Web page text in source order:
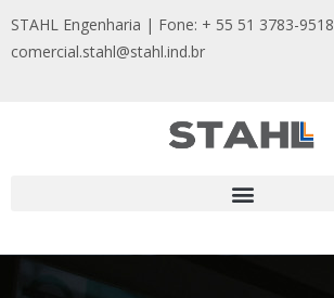
STAHL Engenharia | Fone: + 55 51 3783-9518
comercial.stahl@stahl.ind.br